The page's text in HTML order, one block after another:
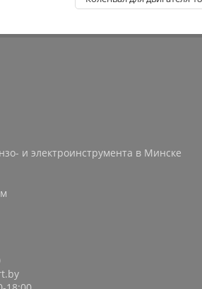
и электроинструмента в Минске